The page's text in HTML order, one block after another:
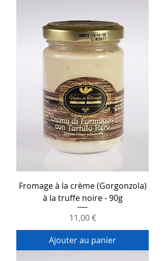
Fromage à la crème (Gorgonzola)
à la truffe noire - 90g
Prix
11,00 €
Ajouter au panier